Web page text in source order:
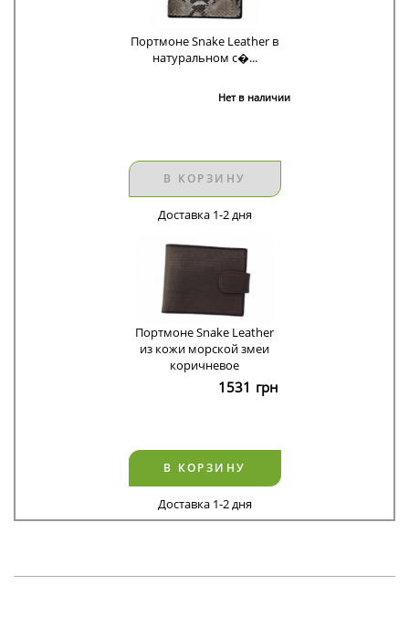
Портмоне Snake Leather в
натуральном с�...
Нет в наличии
В КОРЗИНУ
Доставка 1-2 дня
Портмоне Snake Leather
из кожи морской змеи
коричневое
1531 грн
В КОРЗИНУ
Доставка 1-2 дня